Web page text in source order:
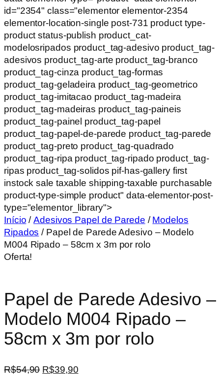
id="2354" class="elementor elementor-2354
elementor-location-single post-731 product type-
product status-publish product_cat-
modelosripados product_tag-adesivo product_tag-
adesivos product_tag-arte product_tag-branco
product_tag-cinza product_tag-formas
product_tag-geladeira product_tag-geometrico
product_tag-imitacao product_tag-madeira
product_tag-madeiras product_tag-paineis
product_tag-painel product_tag-papel
product_tag-papel-de-parede product_tag-parede
product_tag-preto product_tag-quadrado
product_tag-ripa product_tag-ripado product_tag-
ripas product_tag-solidos pif-has-gallery first
instock sale taxable shipping-taxable purchasable
product-type-simple product" data-elementor-post-
type="elementor_library">
Início /Adesivos Papel de Parede /Modelos
Ripados / Papel de Parede Adesivo – Modelo
M004 Ripado – 58cm x 3m por rolo
Oferta!
Papel de Parede Adesivo –
Modelo M004 Ripado –
58cm x 3m por rolo
R$54,90 O
R$39,90O